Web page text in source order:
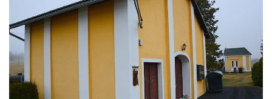
Vltavou
Kostel svatého Jiljí v Lužci nad Vltavou
Kaple Božího těla na hřbitově v Hostíně u
Kostel Nanebevzetí Panny Marie v Hostíně
u Vojkovic